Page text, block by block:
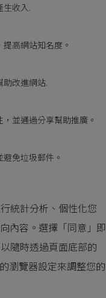
生收入.
高網站知名度。
改進網站.
並通過分享幫助推廣。
免垃圾郵件。
統計分析、個性化您
內容。選擇「同意」即
隨時透過頁面底部的
瀏覽器設定來調整您的